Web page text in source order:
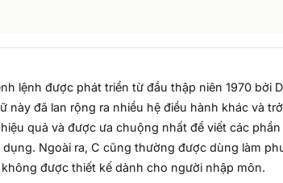
lệnh được phát triển từ đầu thập niên 1970 bởi
này đã lan rộng ra nhiều hệ điều hành khác và
quả và được ưa chuộng nhất để viết các
Ngoài ra, C cũng thường được dùng làm
được thiết kế dành cho người nhập môn.